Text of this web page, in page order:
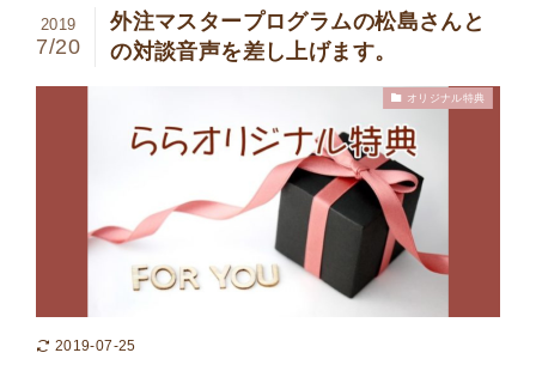
外注マスタープログラムの松島さんと
の対談音声を差し上げます。
2019
7/20
オリジナル特典
2019-07-25